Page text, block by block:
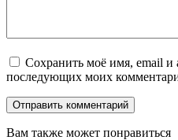
Сохранить моё имя, email и
последующих моих
Вам также может понравиться